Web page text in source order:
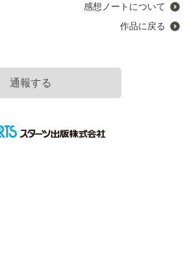
感想ノートについて
作品に戻る
通報する